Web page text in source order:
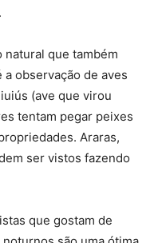
natural que também
observação de aves
(ave que virou
tentam pegar peixes
Araras,
ser vistos fazendo
que gostam de